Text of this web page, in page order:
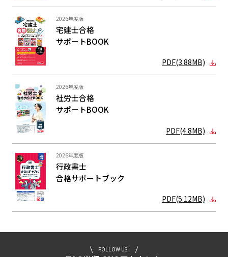
2026年度版
宅建士合格
サポートBOOK
PDF(3.88MB)
2026年度版
社労士合格
サポートBOOK
PDF(4.8MB)
2026年度版
行政書士
合格サポートブック
PDF(5.12MB)
FOLLOW US !